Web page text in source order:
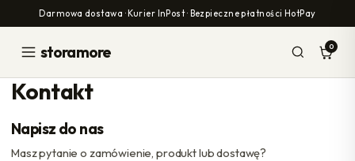
do
treści
Darmowa dostawa · Kurier InPost · Bezpieczne płatności HotPay
storamore 0
Kontakt
Napisz do nas
Masz pytanie o zamówienie, produkt lub dostawę?